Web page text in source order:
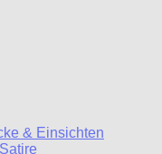
& Einsichten